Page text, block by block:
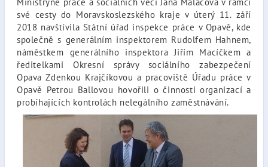
své cesty do Moravskoslezského kraje v úterý 11. září
2018 navštívila Státní úřad inspekce práce v Opavě, kde
společně s generálním inspektorem Rudolfem Hahnem,
náměstkem generálního inspektora Jiřím Macíčkem a
ředitelkami Okresní správy sociálního zabezpečení
Opava Zdenkou Krajčíkovou a pracoviště Úřadu práce v
Opavě Petrou Ballovou hovořili o činnosti organizací a
probíhajících kontrolách nelegálního zaměstnávání.